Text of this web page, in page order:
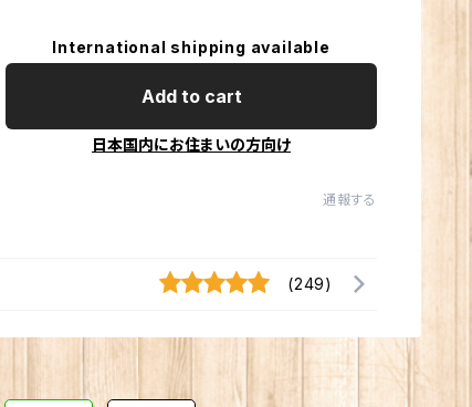
International shipping available
Add to cart
日本国内にお住まいの方向け
通報する
(249)